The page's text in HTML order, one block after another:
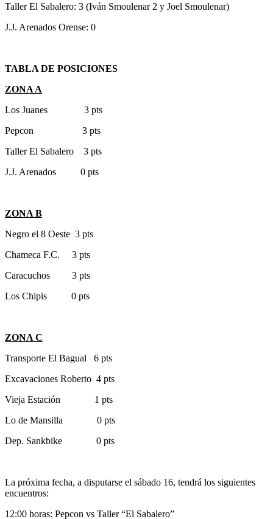
Taller El Sabalero: 3 (Iván Smoulenar 2 y Joel Smoulenar)
J.J. Arenados Orense: 0
TABLA DE POSICIONES
ZONA A
Los Juanes 3 pts
Pepcon 3 pts
Taller El Sabalero 3 pts
J.J. Arenados 0 pts
ZONA B
Negro el 8 Oeste 3 pts
Chameca F.C. 3 pts
Caracuchos 3 pts
Los Chipis 0 pts
ZONA C
Transporte El Bagual 6 pts
Excavaciones Roberto 4 pts
Vieja Estación 1 pts
Lo de Mansilla 0 pts
Dep. Sankbike 0 pts
La próxima fecha, a disputarse el sábado 16, tendrá los siguientes
encuentros:
12:00 horas: Pepcon vs Taller “El Sabalero”